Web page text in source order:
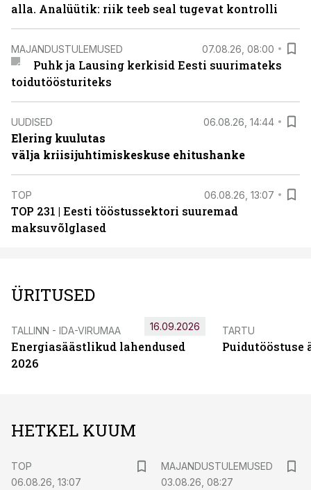
alla. Analüütik: riik teeb seal tugevat kontrolli
MAJANDUSTULEMUSED 07.08.26, 08:00
Puhk ja Lausing kerkisid Eesti suurimateks
toidutöösturiteks
UUDISED 06.08.26, 14:44
Elering kuulutas
välja kriisijuhtimiskeskuse ehitushanke
TOP 06.08.26, 13:07
TOP 231 | Eesti tööstussektori suuremad
maksuvõlglased
ÜRITUSED
TALLINN - IDA-VIRUMAA
Energiasäästlikud lahendused
2026
16.09.2026 TARTU
Puidutööstuse
HETKEL KUUM
TOP
06.08.26, 13:07
MAJANDUSTULEMUSED
03.08.26, 08:27